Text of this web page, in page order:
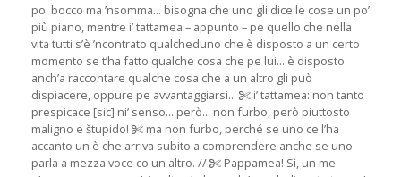
po' bocco ma ’nsomma... bisogna che uno gli dice le cose un po’
più piano, mentre i’ tattamea – appunto – pe quello che nella
vita tutti s’è ’ncontrato qualcheduno che è disposto a un certo
momento se t’ha fatto qualche cosa che pe lui... è disposto
anch’a raccontare qualche cosa che a un altro gli può
dispiacere, oppure pe avvantaggiarsi...
i’ tattamea: non tanto
prespicace [sic] ni’ senso... però... non furbo, però piuttosto
maligno e štupido!
ma non furbo, perché se uno ce l’ha
accanto un è che arriva subito a comprendere anche se uno
parla a mezza voce co un altro. //
Pappamea! Sì, un me